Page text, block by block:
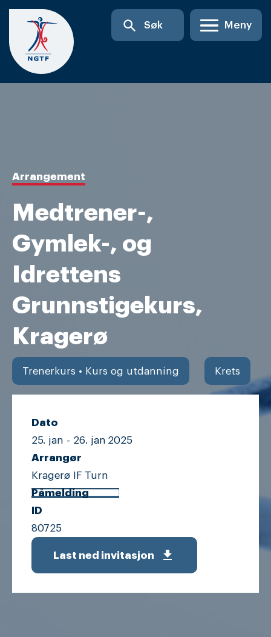
Skip
content
search Søk Meny
Arrangement
Medtrener-,
Gymlek-, og
Idrettens
Grunnstigekurs,
Kragerø
Trenerkurs • Kurs og utdanning Krets
Dato
25. jan - 26. jan 2025
Arrangør
Kragerø IF Turn
Påmelding
ID
80725
Last ned invitasjon get_app